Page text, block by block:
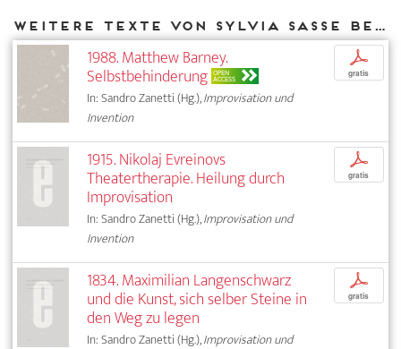
Weitere Texte von Sylvia Sasse bei DIAPHANES
1988. Matthew Barney.
Selbstbehinderung OPEN
ACCESS
In: Sandro Zanetti (Hg.),Improvisation und
Invention
p
gratis
1915. Nikolaj Evreinovs
Theatertherapie. Heilung durch
Improvisation
In: Sandro Zanetti (Hg.),Improvisation und
Invention
p
gratis
1834. Maximilian Langenschwarz
und die Kunst, sich selber Steine in
den Weg zu legen
In: Sandro Zanetti (Hg.),Improvisation und
p
gratis